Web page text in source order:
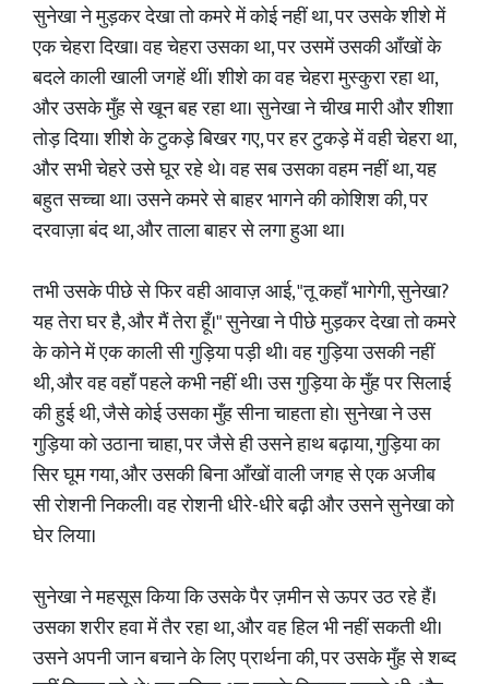
सुनेखा ने मुड़कर देखा तो कमरे में कोई नहीं था, पर उसके शीशे में
एक चेहरा दिखा। वह चेहरा उसका था, पर उसमें उसकी आँखों के
बदले काली खाली जगहें थीं। शीशे का वह चेहरा मुस्कुरा रहा था,
और उसके मुँह से खून बह रहा था। सुनेखा ने चीख मारी और शीशा
तोड़ दिया। शीशे के टुकड़े बिखर गए, पर हर टुकड़े में वही चेहरा था,
और सभी चेहरे उसे घूर रहे थे। वह सब उसका वहम नहीं था, यह
बहुत सच्चा था। उसने कमरे से बाहर भागने की कोशिश की, पर
दरवाज़ा बंद था, और ताला बाहर से लगा हुआ था।
तभी उसके पीछे से फिर वही आवाज़ आई, "तू कहाँ भागेगी, सुनेखा?
यह तेरा घर है, और मैं तेरा हूँ।" सुनेखा ने पीछे मुड़कर देखा तो कमरे
के कोने में एक काली सी गुड़िया पड़ी थी। वह गुड़िया उसकी नहीं
थी, और वह वहाँ पहले कभी नहीं थी। उस गुड़िया के मुँह पर सिलाई
की हुई थी, जैसे कोई उसका मुँह सीना चाहता हो। सुनेखा ने उस
गुड़िया को उठाना चाहा, पर जैसे ही उसने हाथ बढ़ाया, गुड़िया का
सिर घूम गया, और उसकी बिना आँखों वाली जगह से एक अजीब
सी रोशनी निकली। वह रोशनी धीरे-धीरे बढ़ी और उसने सुनेखा को
घेर लिया।
सुनेखा ने महसूस किया कि उसके पैर ज़मीन से ऊपर उठ रहे हैं।
उसका शरीर हवा में तैर रहा था, और वह हिल भी नहीं सकती थी।
उसने अपनी जान बचाने के लिए प्रार्थना की, पर उसके मुँह से शब्द